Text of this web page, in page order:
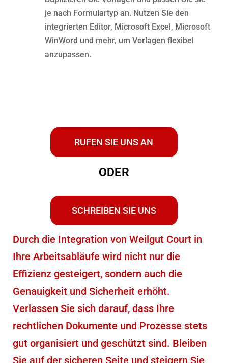
je nach Formulartyp an. Nutzen Sie den
integrierten Editor, Microsoft Excel, Microsoft
WinWord und mehr, um Vorlagen flexibel
anzupassen.
RUFEN SIE UNS AN
ODER
SCHREIBEN SIE UNS
Durch die Integration von Weilgut Court in
Ihre Arbeitsabläufe wird nicht nur die
Effizienz gesteigert, sondern auch die
Genauigkeit und Sicherheit erhöht.
Verlassen Sie sich darauf, dass Ihre
rechtlichen Dokumente und Prozesse stets
gut organisiert und geschützt sind. Bleiben
Sie auf der sicheren Seite und steigern Sie